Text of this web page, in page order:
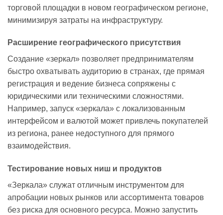
торговой площадки в новом географическом регионе,
минимизируя затраты на инфраструктуру.
Расширение географического присутствия
Создание «зеркал» позволяет предпринимателям
быстро охватывать аудиторию в странах, где прямая
регистрация и ведение бизнеса сопряжены с
юридическими или техническими сложностями.
Например, запуск «зеркала» с локализованным
интерфейсом и валютой может привлечь покупателей
из региона, ранее недоступного для прямого
взаимодействия.
Тестирование новых ниш и продуктов
«Зеркала» служат отличным инструментом для
апробации новых рынков или ассортимента товаров
без риска для основного ресурса. Можно запустить